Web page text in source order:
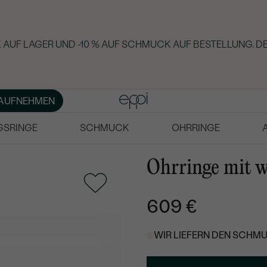
LAGER UND -10 % AUF SCHMUCK AUF BESTELLUNG.
SCHMUCK OHRRINGE
Ohrringe mit
609 €
WIR LIEFERN DEN